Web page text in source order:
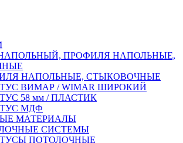
ПРОФИЛЯ НАПОЛЬНЫЕ,
НАПОЛЬНЫЕ, СТЫКОВОЧНЫЕ
ВИМАР / WIMAR ШИРОКИЙ
58 мм / ПЛАСТИК
МДФ
МАТЕРИАЛЫ
СИСТЕМЫ
ПОТОЛОЧНЫЕ